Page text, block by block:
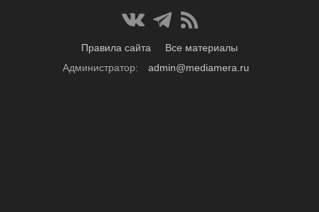
Правила сайта
Все материалы
Администратор:
admin@mediamera.ru